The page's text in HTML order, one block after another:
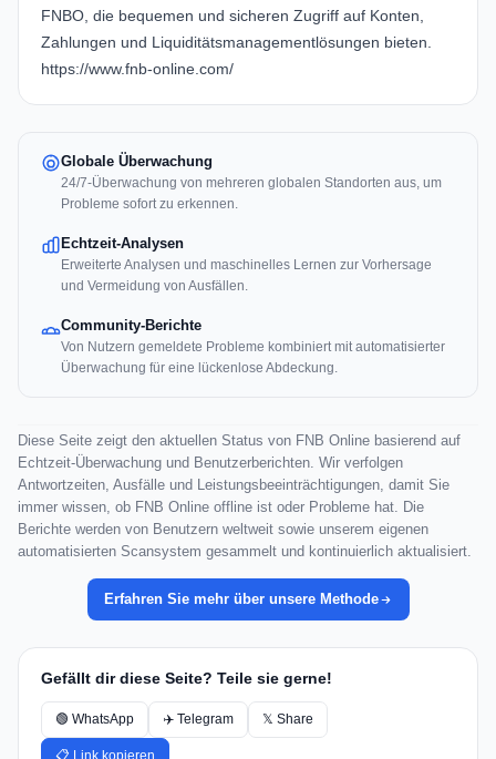
FNBO, die bequemen und sicheren Zugriff auf Konten,
Zahlungen und Liquiditätsmanagementlösungen bieten.
https://www.fnb-online.com/
Globale Überwachung
24/7-Überwachung von mehreren globalen Standorten aus, um
Probleme sofort zu erkennen.
Echtzeit-Analysen
Erweiterte Analysen und maschinelles Lernen zur Vorhersage
und Vermeidung von Ausfällen.
Community-Berichte
Von Nutzern gemeldete Probleme kombiniert mit automatisierter
Überwachung für eine lückenlose Abdeckung.
Diese Seite zeigt den aktuellen Status von FNB Online basierend auf
Echtzeit-Überwachung und Benutzerberichten. Wir verfolgen
Antwortzeiten, Ausfälle und Leistungsbeeinträchtigungen, damit Sie
immer wissen, ob FNB Online offline ist oder Probleme hat. Die
Berichte werden von Benutzern weltweit sowie unserem eigenen
automatisierten Scansystem gesammelt und kontinuierlich aktualisiert.
Erfahren Sie mehr über unsere Methode
Gefällt dir diese Seite? Teile sie gerne!
🟢 WhatsApp ✈️ Telegram 𝕏 Share